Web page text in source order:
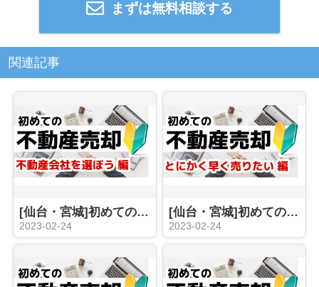
まずは無料相談する
関連記事
[仙台・宮城]初めての不動産売却 不動産会社選びは慎重に。その選択でほぼ全て決まってしまいます。 2023年版
2023-02-24
[仙台・宮城]初めての不動産売却 早期売却を目指したいけどどうしたら良い！？
2023-02-24